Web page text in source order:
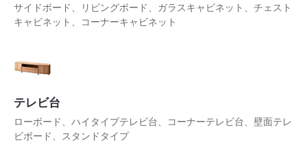
サイドボード、リビングボード、ガラスキャビネット、チェスト
キャビネット、コーナーキャビネット
テレビ台
ローボード、ハイタイプテレビ台、コーナーテレビ台、壁面テレ
ビボード、スタンドタイプ